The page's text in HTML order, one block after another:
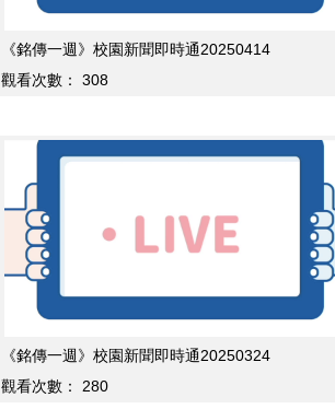
《銘傳一週》校園新聞即時通20250414
觀看次數：
308
《銘傳一週》校園新聞即時通20250324
觀看次數：
280